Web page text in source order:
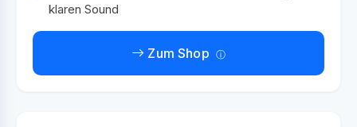
klaren Sound
Zum Shop